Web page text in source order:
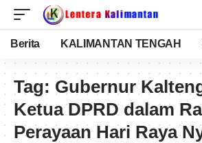
Berita KALIMANTAN TENGAH
Tag: Gubernur
Ketua DPRD dalam
Perayaan Hari Raya